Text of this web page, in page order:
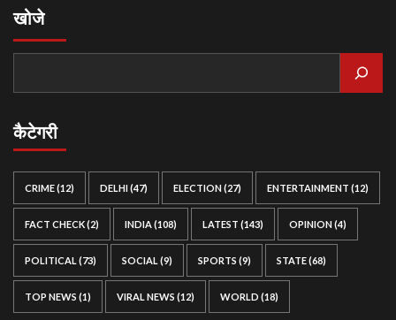
खोजे
कैटेगरी
CRIME(12) DELHI(47) ELECTION(27) ENTERTAINMENT (12)
FACT CHECK(2) INDIA(108) LATEST (143) OPINION(4)
POLITICAL (73) SOCIAL (9) SPORTS (9) STATE(68)
TOP NEWS (1) VIRAL NEWS (12) WORLD (18)